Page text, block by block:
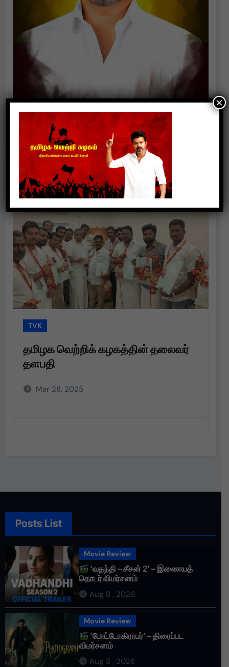
Politics
TVK
தமிழக வெற்றிக் கழகத்தின் தலைவர்
தளபதி
Mar 28, 2025
Posts List
Movie Review
‘வதந்தி – சீசன் 2’ – இணையத்
தொடர் விமர்சனம்
Aug 8 , 2026
Movie Review
‘போட்டோகிராபர்’ – திரைப்பட
விமர்சனம்
Aug 8 , 2026
×